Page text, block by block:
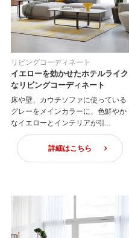
リビングコーディネート
イエローを効かせたホテルライク
なリビングコーディネート
床や壁、カウチソファに使っている
グレーをメインカラーに、色鮮やか
なイエローとインテリアが引...
詳細はこちら